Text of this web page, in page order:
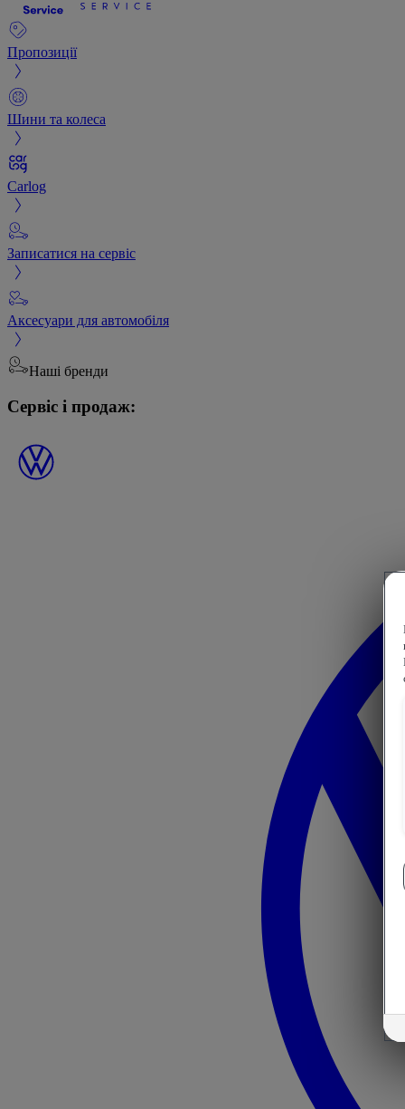
Пропозиції
Шини та колеса
Carlog
Записатися на сервіс
Аксесуари для автомобіля
Наші бренди
Сервіс і продаж: